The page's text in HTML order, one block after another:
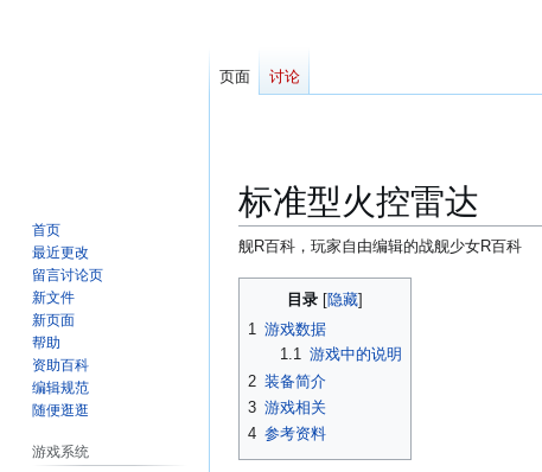
标准型火控雷达
舰R百科，玩家自由编辑的战舰少女R百科
目录
1 游戏数据
1.1 游戏中的说明
2 装备简介
3 游戏相关
4 参考资料
页面 讨论
首页
最近更改
留言讨论页
新文件
新页面
帮助
资助百科
编辑规范
随便逛逛
游戏系统